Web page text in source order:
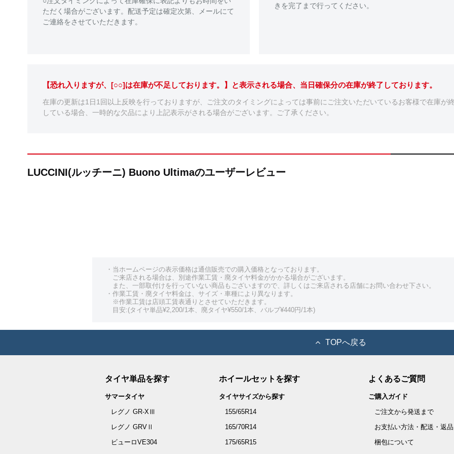
ただく場合がございます。配送予定は確定次第、メールにて
ご連絡をさせていただきます。
きを完了まで行ってください。
【恐れ入りますが、[○○]は在庫が不足しております。】と表示される場合、当日確保分の在庫が終了しております。
在庫の更新は1日1回以上反映を行っておりますが、ご注文のタイミングによっては事前にご注文いただいているお客様で在庫が
している場合、一時的な欠品により上記表示がされる場合がございます。ご了承ください。
LUCCINI(ルッチーニ) Buono Ultimaのユーザーレビュー
・当ホームページの表示価格は通信販売での購入価格となっております。
ご来店される場合は、別途作業工賃・廃タイヤ料金がかかる場合がございます。
また、一部取付けを行っていない商品もございますので、詳しくはご来店される店舗にお問い合わせ下さい。
・作業工賃・廃タイヤ料金は、サイズ・車種により異なります。
※作業工賃は店頭工賃表通りとさせていただきます。
目安:(タイヤ単品¥2,200/1本、廃タイヤ¥550/1本、バルブ¥440円/1本)
TOPへ戻る
タイヤ単品を探す
サマータイヤ
レグノ GR-XⅢ
レグノ GRVⅡ
ビューロVE304
ホイールセットを探す
タイヤサイズから探す
155/65R14
165/70R14
175/65R15
よくあるご質問
ご購入ガイド
ご注文から発送まで
お支払い方法・配送・返品
梱包について